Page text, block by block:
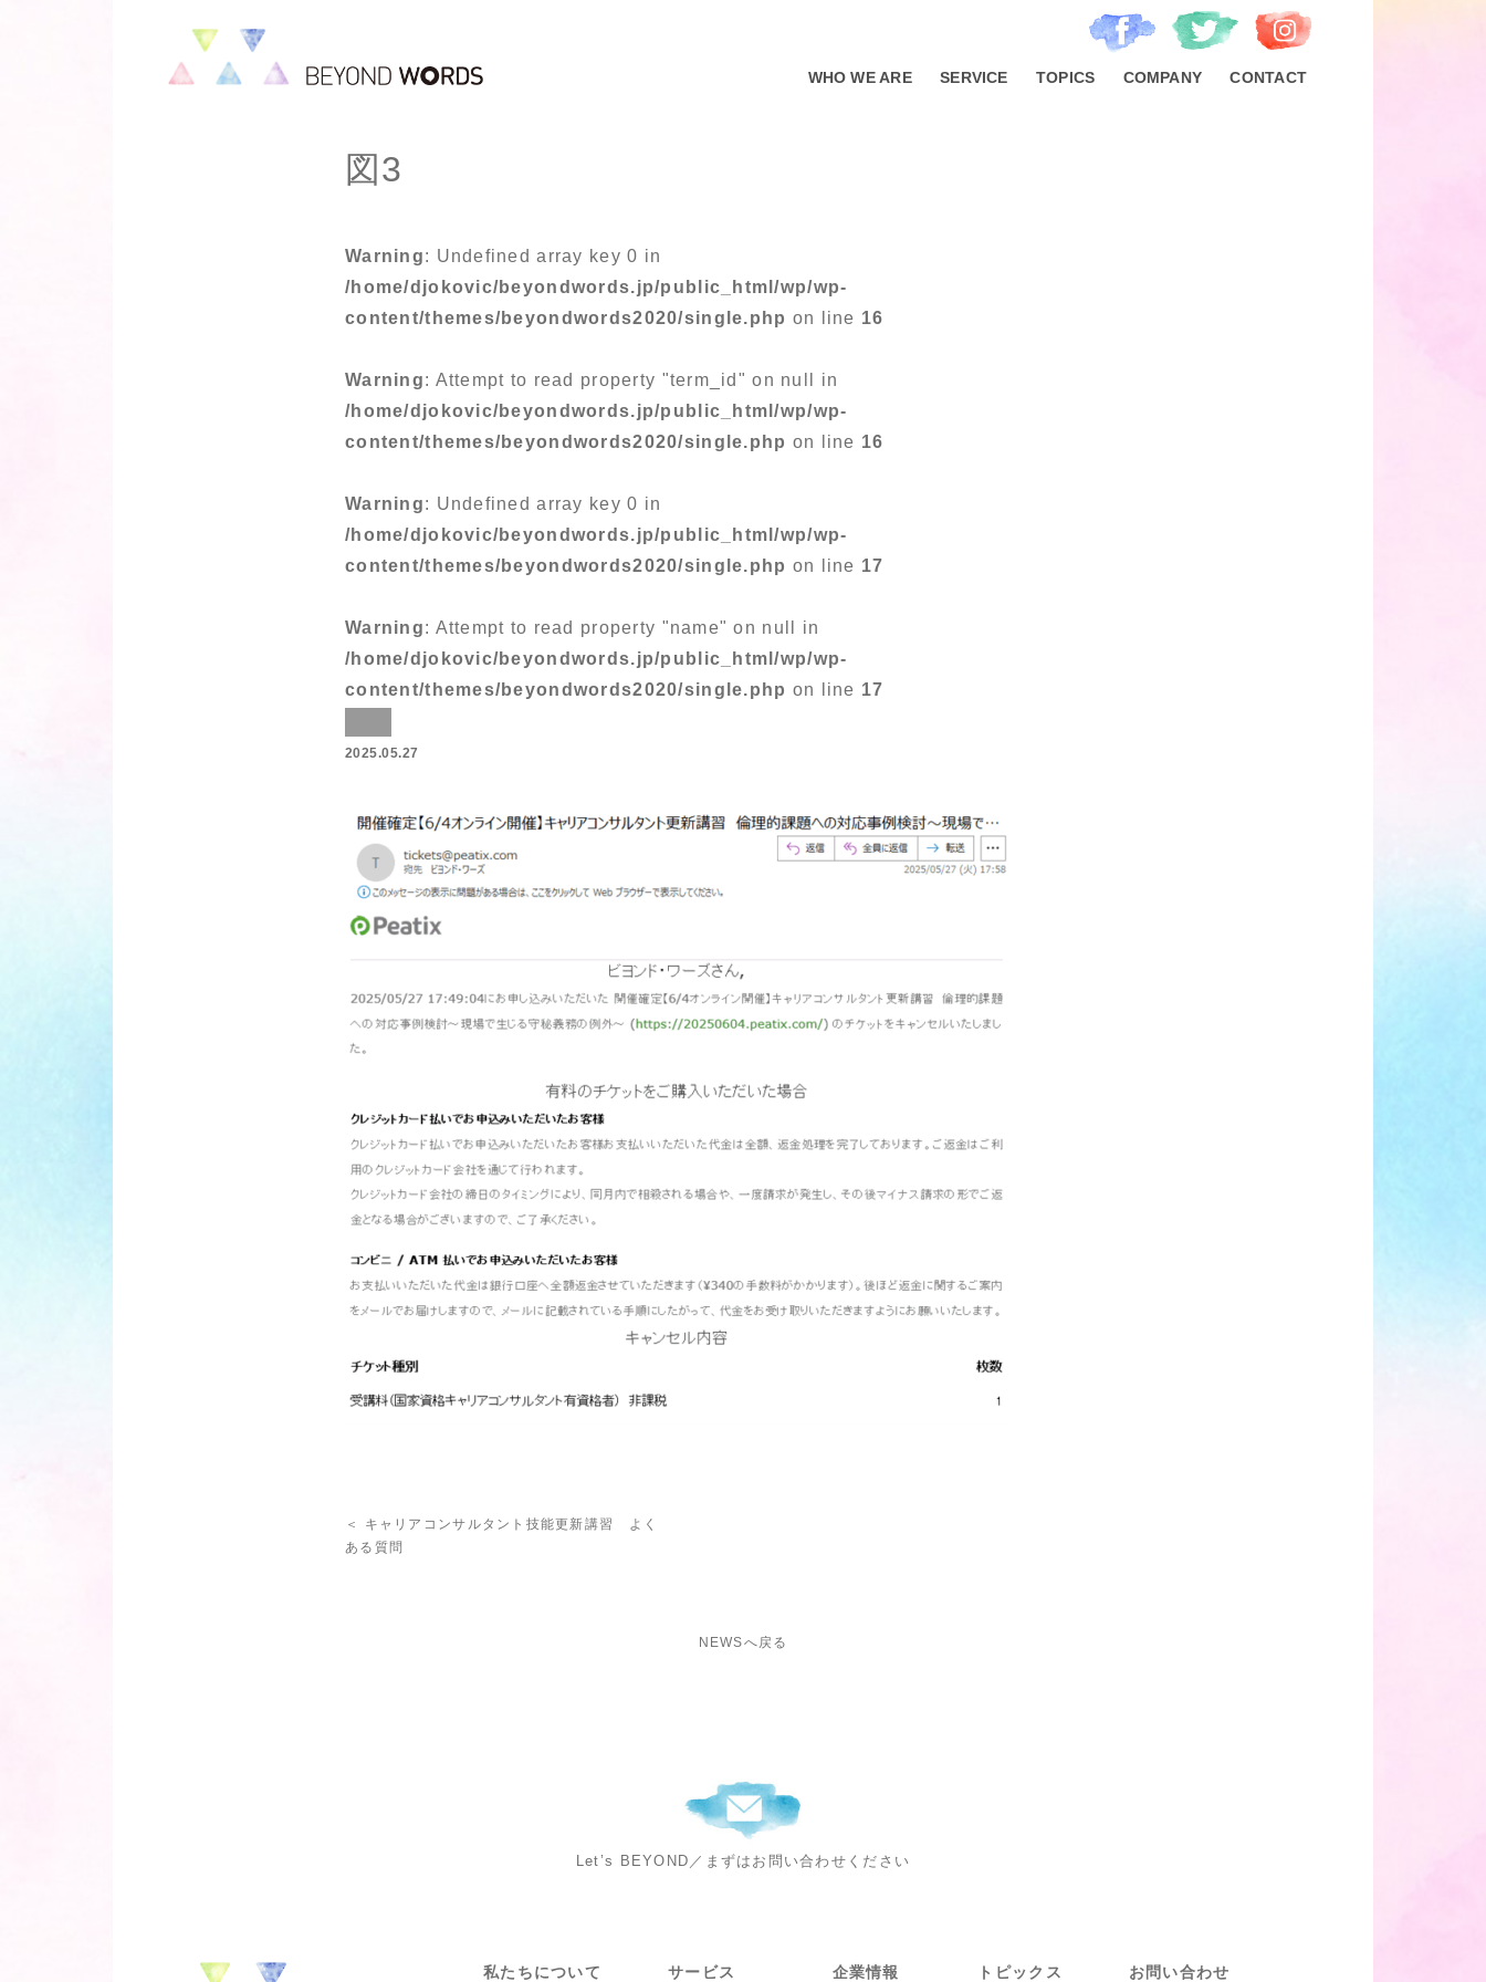
WHO WE ARE SERVICE TOPICS COMPANY CONTACT
図3
Warning: Undefined array key 0 in
/home/djokovic/beyondwords.jp/public_html/wp/wp-
content/themes/beyondwords2020/single.php on line 16
Warning: Attempt to read property "term_id" on null in
/home/djokovic/beyondwords.jp/public_html/wp/wp-
content/themes/beyondwords2020/single.php on line 16
Warning: Undefined array key 0 in
/home/djokovic/beyondwords.jp/public_html/wp/wp-
content/themes/beyondwords2020/single.php on line 17
Warning: Attempt to read property "name" on null in
/home/djokovic/beyondwords.jp/public_html/wp/wp-
content/themes/beyondwords2020/single.php on line 17
2025.05.27
＜ キャリアコンサルタント技能更新講習 よく
ある質問
NEWSへ戻る
Let’s BEYOND ／ まずはお問い合わせください
私たちについて サービス 企業情報 トピックス お問い合わせ